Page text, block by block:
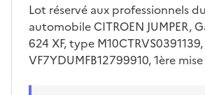
Lot réservé aux professionnels
automobile CITROEN JUMPER,
624 XF, type
VF7YDUMFB12799910, 1ère